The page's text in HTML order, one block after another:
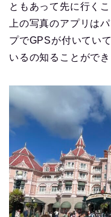
ともあって先に行く
上の写真のアプリは
プでGPSが付いてい
いるの知ることができ